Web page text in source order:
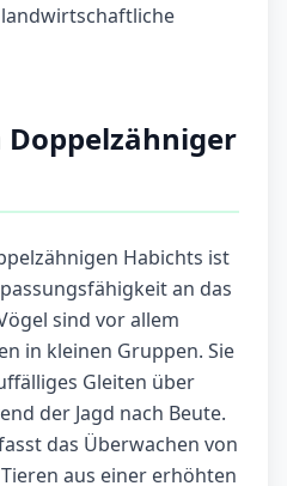
Habichts ist
an das
sind vor allem
in kleinen Gruppen. Sie
Gleiten über
der Jagd nach Beute.
das Überwachen von
aus einer erhöhten